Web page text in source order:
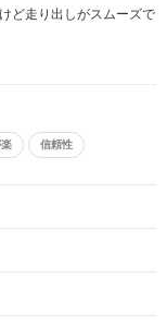
ど走り出しがスムーズで
信頼性